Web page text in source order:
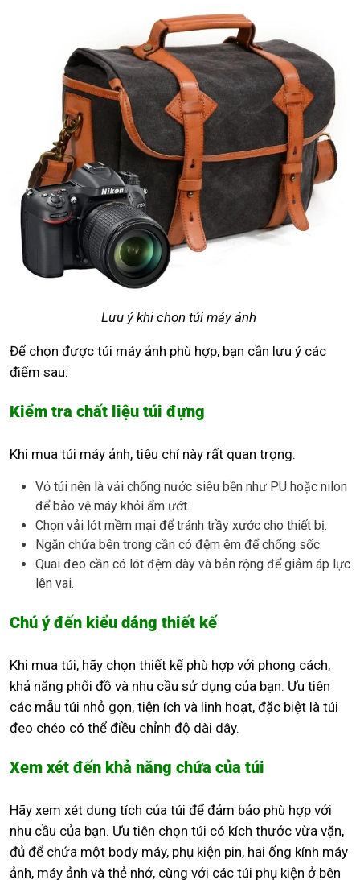
Lưu ý khi chọn túi máy ảnh
Để chọn được túi máy ảnh phù hợp, bạn cần lưu ý các
điểm sau:
Kiểm tra chất liệu túi đựng
Khi mua túi máy ảnh, tiêu chí này rất quan trọng:
Vỏ túi nên là vải chống nước siêu bền như PU hoặc nilon
để bảo vệ máy khỏi ẩm ướt.
Chọn vải lót mềm mại để tránh trầy xước cho thiết bị.
Ngăn chứa bên trong cần có đệm êm để chống sốc.
Quai đeo cần có lót đệm dày và bản rộng để giảm áp lực
lên vai.
Chú ý đến kiểu dáng thiết kế
Khi mua túi, hãy chọn thiết kế phù hợp với phong cách,
khả năng phối đồ và nhu cầu sử dụng của bạn. Ưu tiên
các mẫu túi nhỏ gọn, tiện ích và linh hoạt, đặc biệt là túi
đeo chéo có thể điều chỉnh độ dài dây.
Xem xét đến khả năng chứa của túi
Hãy xem xét dung tích của túi để đảm bảo phù hợp với
nhu cầu của bạn. Ưu tiên chọn túi có kích thước vừa vặn,
đủ để chứa một body máy, phụ kiện pin, hai ống kính máy
ảnh, máy ảnh và thẻ nhớ, cùng với các túi phụ kiện ở bên